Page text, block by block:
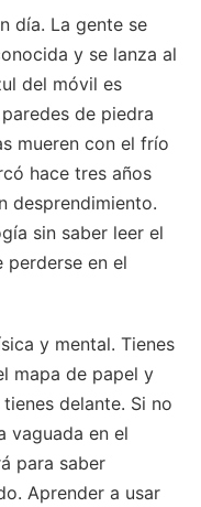
día. La gente se
y se lanza al
del móvil es
de piedra
mueren con el frío
hace tres años
desprendimiento.
sin saber leer el
perderse en el
y mental. Tienes
mapa de papel y
delante. Si no
vaguada en el
para saber
Aprender a usar